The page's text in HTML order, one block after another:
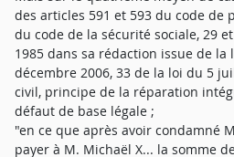
des articles 591 et 593 du code de
du code de la sécurité sociale, 29
1985 dans sa rédaction issue de la
décembre 2006, 33 de la loi du 5
civil, principe de la réparation
défaut de base légale ;
"en ce que après avoir condamné
payer à M. Michaël X... la somme